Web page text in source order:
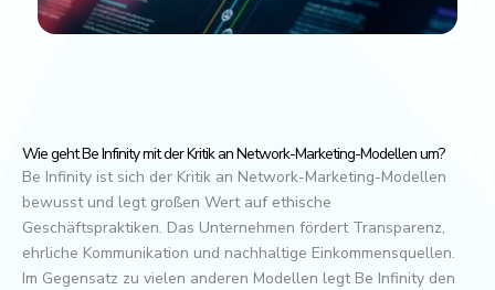
Wie geht Be Infinity mit der Kritik an Network-Marketing-Modellen um?
Be Infinity ist sich der Kritik an Network-Marketing-Modellen
bewusst und legt großen Wert auf ethische
Geschäftspraktiken. Das Unternehmen fördert Transparenz,
ehrliche Kommunikation und nachhaltige Einkommensquellen.
Im Gegensatz zu vielen anderen Modellen legt Be Infinity den